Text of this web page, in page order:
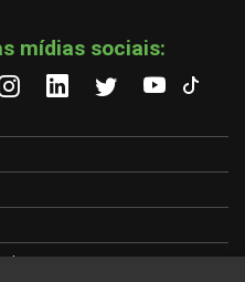
mídias sociais: